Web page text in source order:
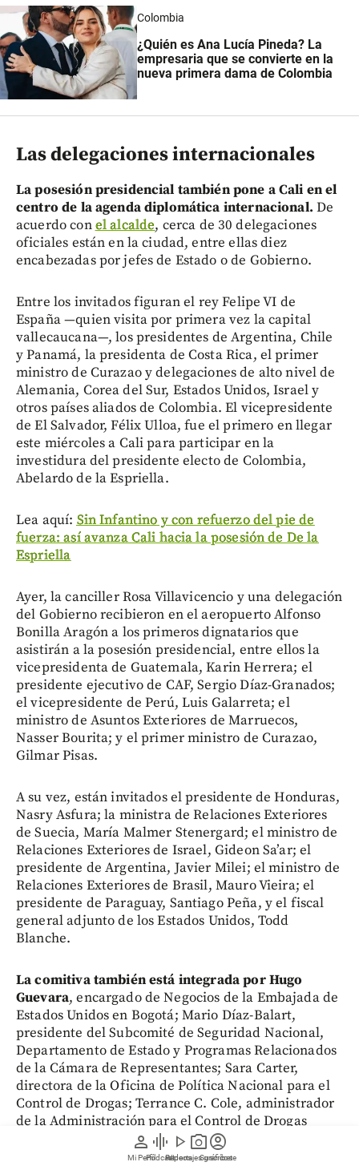
person
Mi Perfil
graphic_eq
Pódcast
play_arrow
Videos
photo_camera
Reportajes gráficos
account_circle
Suscríbete
Colombia
¿Quién es Ana Lucía Pineda? La
empresaria que se convierte en la
nueva primera dama de Colombia
Las delegaciones internacionales
La posesión presidencial también pone a Cali en el
centro de la agenda diplomática internacional. De
acuerdo conel alcalde, cerca de 30 delegaciones
oficiales están en la ciudad, entre ellas diez
encabezadas por jefes de Estado o de Gobierno.
Entre los invitados figuran el rey Felipe VI de
España —quien visita por primera vez la capital
vallecaucana—, los presidentes de Argentina, Chile
y Panamá, la presidenta de Costa Rica, el primer
ministro de Curazao y delegaciones de alto nivel de
Alemania, Corea del Sur, Estados Unidos, Israel y
otros países aliados de Colombia. El vicepresidente
de El Salvador, Félix Ulloa, fue el primero en llegar
este miércoles a Cali para participar en la
investidura del presidente electo de Colombia,
Abelardo de la Espriella.
Lea aquí: Sin Infantino y con refuerzo del pie de
fuerza: así avanza Cali hacia la posesión de De la
Espriella
Ayer, la canciller Rosa Villavicencio y una delegación
del Gobierno recibieron en el aeropuerto Alfonso
Bonilla Aragón a los primeros dignatarios que
asistirán a la posesión presidencial, entre ellos la
vicepresidenta de Guatemala, Karin Herrera; el
presidente ejecutivo de CAF, Sergio Díaz-Granados;
el vicepresidente de Perú, Luis Galarreta; el
ministro de Asuntos Exteriores de Marruecos,
Nasser Bourita; y el primer ministro de Curazao,
Gilmar Pisas.
A su vez, están invitados el presidente de Honduras,
Nasry Asfura; la ministra de Relaciones Exteriores
de Suecia, María Malmer Stenergard; el ministro de
Relaciones Exteriores de Israel, Gideon Sa’ar; el
presidente de Argentina, Javier Milei; el ministro de
Relaciones Exteriores de Brasil, Mauro Vieira; el
presidente de Paraguay, Santiago Peña, y el fiscal
general adjunto de los Estados Unidos, Todd
Blanche.
La comitiva también está integrada por Hugo
Guevara, encargado de Negocios de la Embajada de
Estados Unidos en Bogotá; Mario Díaz-Balart,
presidente del Subcomité de Seguridad Nacional,
Departamento de Estado y Programas Relacionados
de la Cámara de Representantes; Sara Carter,
directora de la Oficina de Política Nacional para el
Control de Drogas; Terrance C. Cole, administrador
de la Administración para el Control de Drogas
) y Cliff Sims, asesor de Seguridad Nacional del